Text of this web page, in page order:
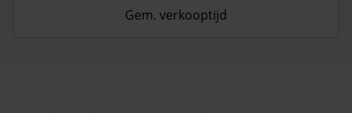
Gem. verkooptijd